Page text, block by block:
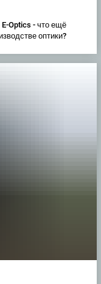
Optics - что ещё
оптики?